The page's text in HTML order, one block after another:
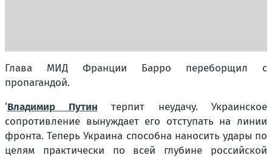
Глава МИД Франции Барро переборщил с
пропагандой.
‘Владимир Путин терпит неудачу. Украинское
сопротивление вынуждает его отступать на линии
фронта. Теперь Украина способна наносить удары по
целям практически по всей глубине российской